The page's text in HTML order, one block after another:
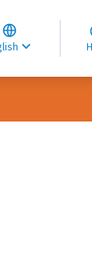
Choose language
Choisir la langue
Elegir el idioma